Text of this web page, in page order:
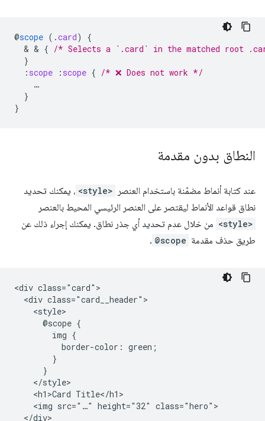
@scope ( .card)
{
  & &
{ /* Selects a `.card` in the matched root
}
: scope : scope { /* ❌ Does not work */
…
}
}
النطاق بدون مقدمة
عند كتابة أنماط مضمّنة باستخدام العنصر <style> ، يمكنك تحديد
نطاق قواعد الأنماط ليقتصر على العنصر الرئيسي المحيط بالعنصر
<style> من خلال عدم تحديد أي جذر نطاق. يمكنك إجراء ذلك عن
طريق حذف مقدمة @scope
.
<div class="card">
  <div class="card__header">
    <style>
      @scope {
        img {
          border-color: green;
        }
      }
    </style>
    <h1>Card Title</h1>
    <img src="…" height="32" class="hero">
  </div>